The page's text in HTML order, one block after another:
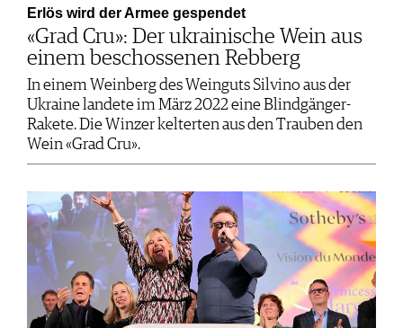
Erlös wird der Armee gespendet
«Grad Cru»: Der ukrainische Wein aus
einem beschossenen Rebberg
In einem Weinberg des Weinguts Silvino aus der
Ukraine landete im März 2022 eine Blindgänger-
Rakete. Die Winzer kelterten aus den Trauben den
Wein «Grad Cru».